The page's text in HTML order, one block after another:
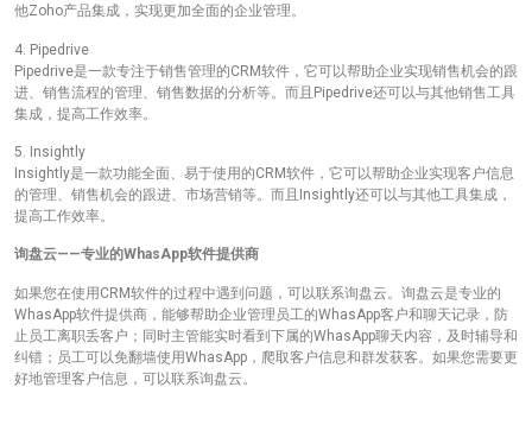
他Zoho产品集成，实现更加全面的企业管理。
4. Pipedrive
Pipedrive是一款专注于销售管理的CRM软件，它可以帮助企业实现销售机会的跟
进、销售流程的管理、销售数据的分析等。而且Pipedrive还可以与其他销售工具
集成，提高工作效率。
5. Insightly
Insightly是一款功能全面、易于使用的CRM软件，它可以帮助企业实现客户信息
的管理、销售机会的跟进、市场营销等。而且Insightly还可以与其他工具集成，
提高工作效率。
询盘云——专业的WhasApp软件提供商
如果您在使用CRM软件的过程中遇到问题，可以联系询盘云。询盘云是专业的
WhasApp软件提供商，能够帮助企业管理员工的WhasApp客户和聊天记录，防
止员工离职丢客户；同时主管能实时看到下属的WhasApp聊天内容，及时辅导和
纠错；员工可以免翻墙使用WhasApp，爬取客户信息和群发获客。如果您需要更
好地管理客户信息，可以联系询盘云。